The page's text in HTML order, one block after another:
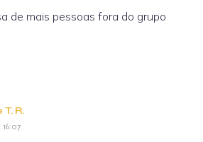
de mais pessoas fora do grupo
R.